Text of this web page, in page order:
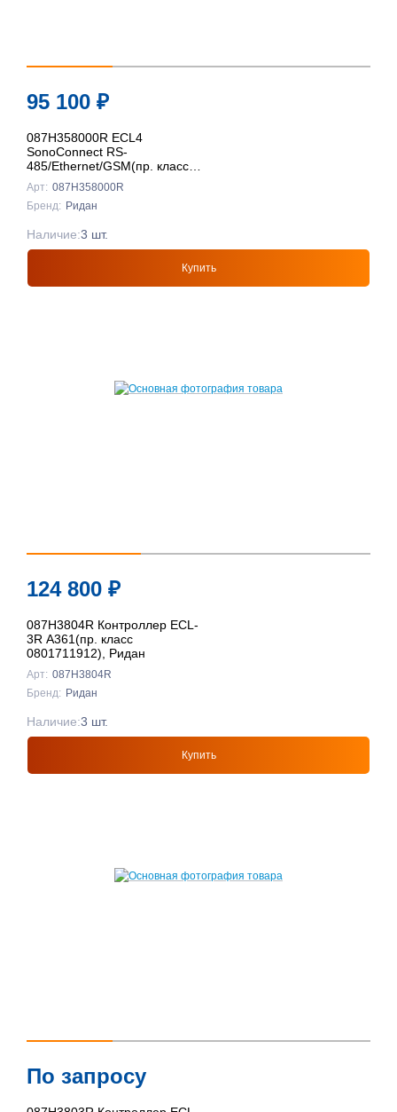
95 100 ₽
087H358000R ECL4
SonoConnect RS-
485/Ethernet/GSM(пр. класс
0801708016), Ридан
Арт: 087H358000R
Бренд: Ридан
Купить
Наличие:3 шт.
124 800 ₽
087H3804R Контроллер ECL-
3R A361(пр. класс
0801711912), Ридан
Арт: 087H3804R
Бренд: Ридан
Купить
Наличие:3 шт.
По запросу